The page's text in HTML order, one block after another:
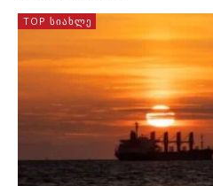
TOP ᲡᲘᲐᲮᲚᲔ